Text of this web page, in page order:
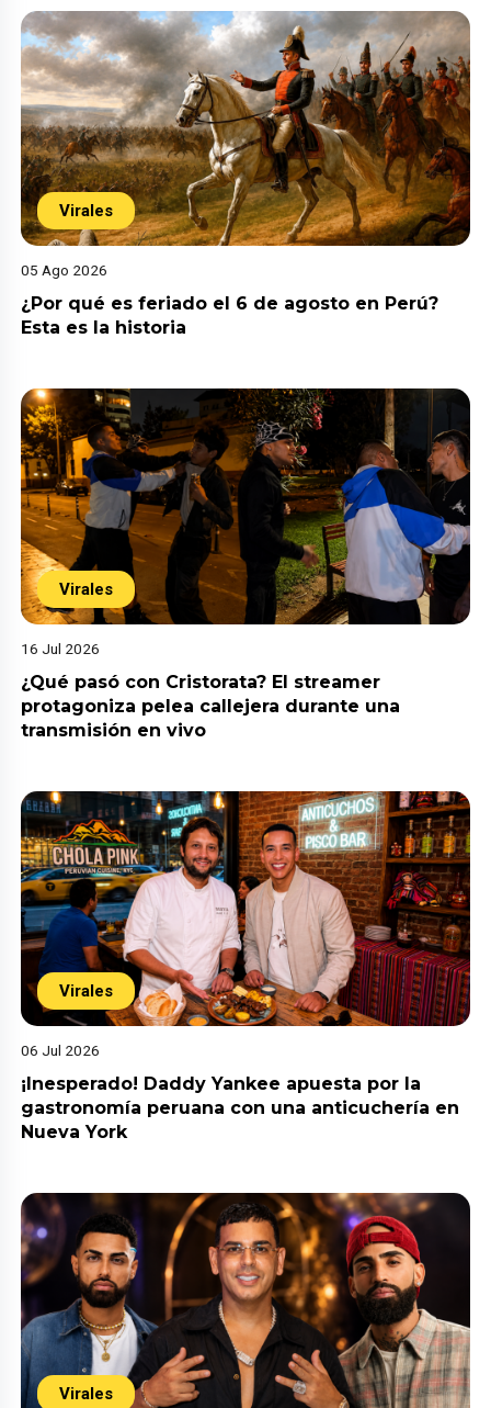
Virales
05 Ago 2026
¿Por qué es feriado el 6 de agosto en Perú?
Esta es la historia
Virales
16 Jul 2026
¿Qué pasó con Cristorata? El streamer
protagoniza pelea callejera durante una
transmisión en vivo
Virales
06 Jul 2026
¡Inesperado! Daddy Yankee apuesta por la
gastronomía peruana con una anticuchería en
Nueva York
Virales